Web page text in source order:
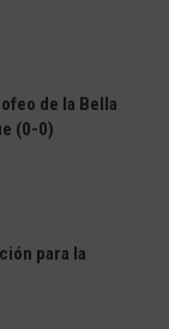
de la Bella
(0-0)
para la